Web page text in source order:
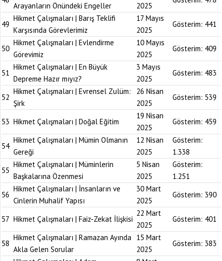
Arayanların Önündeki Engeller 2025
49
Hikmet Çalışmaları | Barış Teklifi
Karşısında Görevlerimiz
17 Mayıs
2025
Gösterim: 441
50
Hikmet Çalışmaları | Evlendirme
Görevimiz
10 Mayıs
2025
Gösterim: 409
51
Hikmet Çalışmaları | En Büyük
Depreme Hazır mıyız?
3 Mayıs
2025
Gösterim: 483
52
Hikmet Çalışmaları | Evrensel Zulüm:
Şirk
26 Nisan
2025
Gösterim: 539
53 Hikmet Çalışmaları | Doğal Eğitim
19 Nisan
2025
Gösterim: 459
54
Hikmet Çalışmaları | Mümin Olmanın
Gereği
12 Nisan
2025
Gösterim:
1.338
55
Hikmet Çalışmaları | Müminlerin
Başkalarına Özenmesi
5 Nisan
2025
Gösterim:
1.251
56
Hikmet Çalışmaları | İnsanların ve
Cinlerin Muhalif Yapısı
30 Mart
2025
Gösterim: 390
57 Hikmet Çalışmaları | Faiz-Zekat İlişkisi
22 Mart
2025
Gösterim: 401
58
Hikmet Çalışmaları | Ramazan Ayında
Akla Gelen Sorular
15 Mart
2025
Gösterim: 383